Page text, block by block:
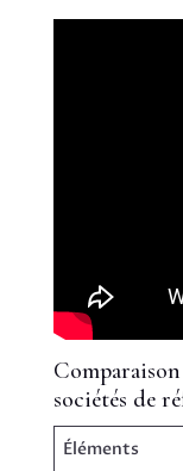
sociétés de
Éléments